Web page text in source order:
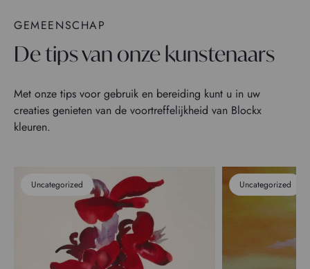
GEMEENSCHAP
De tips van onze kunstenaars
Met onze tips voor gebruik en bereiding kunt u in uw
creaties genieten van de voortreffelijkheid van Blockx
kleuren.
Uncategorized Uncategorized